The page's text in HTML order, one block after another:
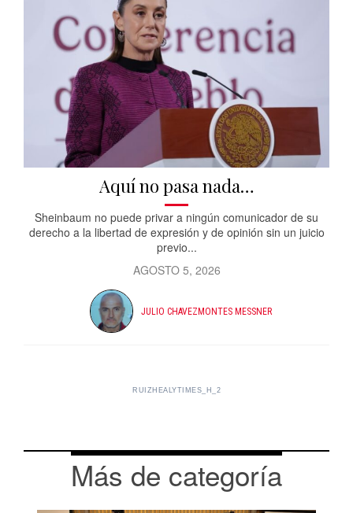
Aquí no pasa nada…
Sheinbaum no puede privar a ningún comunicador de su
derecho a la libertad de expresión y de opinión sin un juicio
previo...
AGOSTO 5, 2026
JULIO CHAVEZMONTES MESSNER
RUIZHEALYTIMES_H_2
Más de categoría